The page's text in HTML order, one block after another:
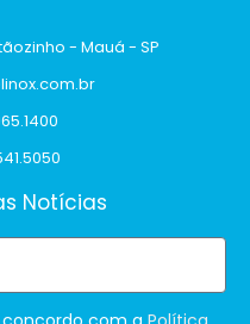
- Mauá - SP
Notícias